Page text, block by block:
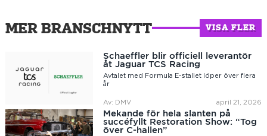
MER BRANSCHNYTT VISA FLER
Schaeffler blir officiell leverantör
åt Jaguar TCS Racing
Avtalet med Formula E-stallet löper över flera
år
Av: DMV april 21, 2026
Mekande för hela slanten på
succéfyllt Restoration Show: “Tog
över C-hallen”